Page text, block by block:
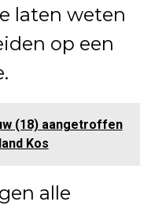
laten weten
op een
(18) aangetroffen
Kos
alle